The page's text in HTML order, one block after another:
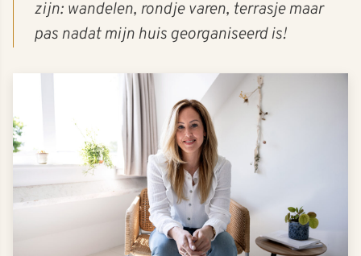
zijn: wandelen, rondje varen, terrasje maar
pas nadat mijn huis georganiseerd is!